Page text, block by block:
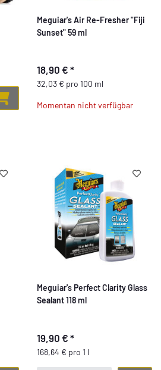
Meguiar's Air Re-Fresher "Fiji
Sunset" 59 ml
18,90 € *
32,03 € pro 100 ml
Momentan nicht verfügbar
Meguiar's Perfect Clarity Glass
Sealant 118 ml
19,90 € *
168,64 € pro 1 l